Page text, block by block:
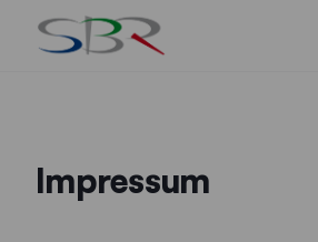
Zum Hauptinhalt springen
Impressum